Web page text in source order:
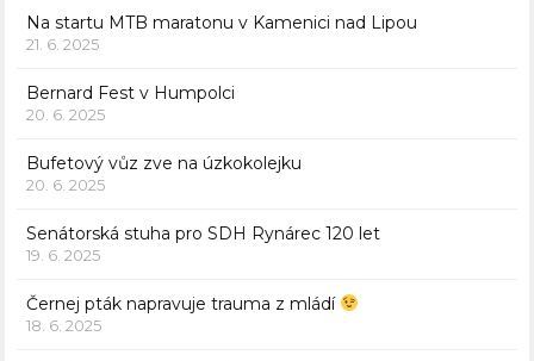
Na startu MTB maratonu v Kamenici nad Lipou
21. 6. 2025
Bernard Fest v Humpolci
20. 6. 2025
Bufetový vůz zve na úzkokolejku
20. 6. 2025
Senátorská stuha pro SDH Rynárec 120 let
19. 6. 2025
Černej pták napravuje trauma z mládí
18. 6. 2025